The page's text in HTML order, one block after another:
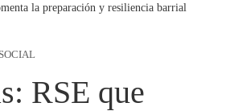
la preparación y resiliencia barrial
RSE que